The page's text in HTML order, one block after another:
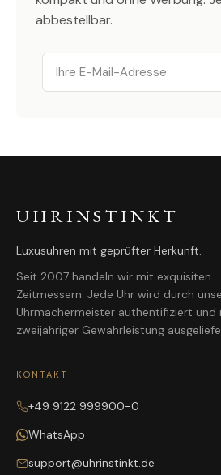
abbestellbar.
Email
UHRINSTINKT
Luxusuhren mit geprüfter Herkunft.
Seit 2007 handeln wir mit exquisiten
Zeitmessern. Jede Uhr wird durch
Uhrmachermeister authentifiziert und
zweijähriger Gewährleistung
KONTAKT
+49 9122 999900-0
WhatsApp
support@uhrinstinkt.de